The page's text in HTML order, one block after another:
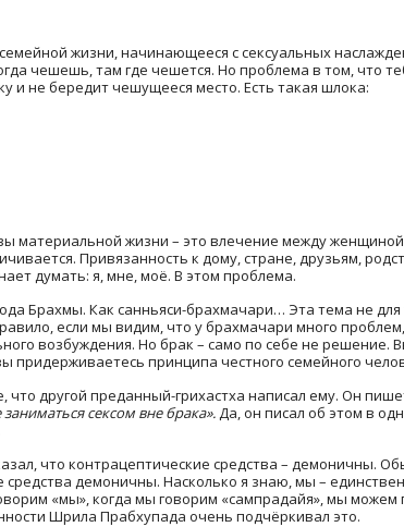
жизни, начинающееся с сексуальных
чешешь, там где чешется. Но проблема в том, что
и не бередит чешущееся место. Есть такая шлока:
материальной жизни – это влечение между
Привязанность к дому, стране, друзьям,
думать: я, мне, моё. В этом проблема.
Брахмы. Как санньяси-брахмачари… Эта тема не
если мы видим, что у брахмачари много
возбуждения. Но брак – само по себе не
придерживаетесь принципа честного семейного
другой преданный-грихастха написал ему. Он
сексом вне брака».Да, он писал об этом в
что контрацептические средства – демоничны.
демоничны. Насколько я знаю, мы –
«мы», когда мы говорим «сампрадайя», мы можем
Шрила Прабхупада очень подчёркивал это.